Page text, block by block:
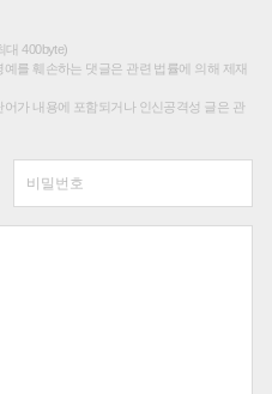
대 400byte)
를 훼손하는 댓글은 관련 법률에 의해 제재
가 내용에 포함되거나 인신공격성 글은 관